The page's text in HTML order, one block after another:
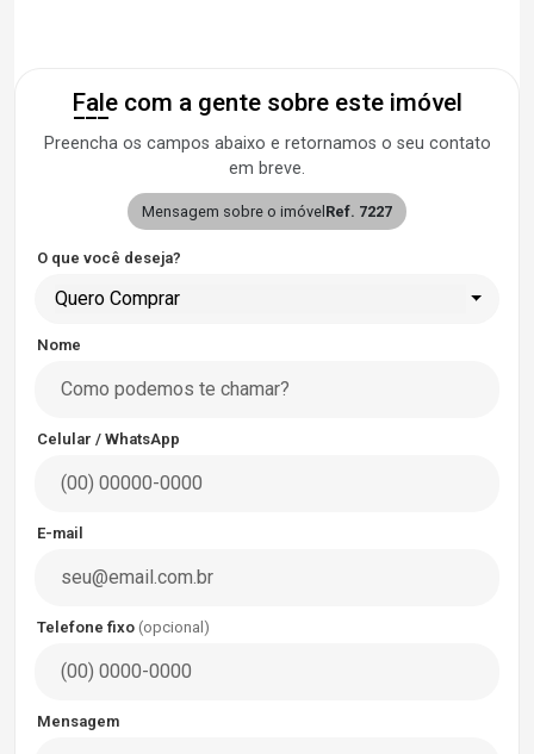
Fale com a gente sobre este imóvel
Preencha os campos abaixo e retornamos o seu contato
em breve.
Mensagem sobre o imóvel Ref. 7227
O que você deseja?
Quero Comprar
Nome
Celular / WhatsApp
E-mail
Telefone fixo (opcional)
Mensagem